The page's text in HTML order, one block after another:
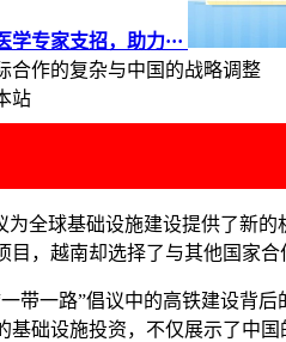
专家支招，助力···
合作的复杂与中国的战略调整
站
为全球基础设施建设提供了新
目，越南却选择了与其他国家
带一路”倡议中的高铁建设背
基础设施投资，不仅展示了中